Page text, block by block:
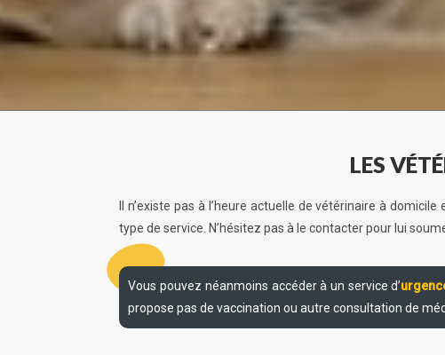
LES
Il n’existe pas à l’heure actuelle de vétérinaire à
type de service. N’hésitez pas à le contacter pour lui
Vous pouvez néanmoins accéder à un service d’
propose pas de vaccination ou autre consultation de